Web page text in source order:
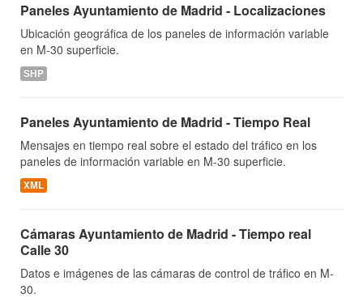
Paneles Ayuntamiento de Madrid - Localizaciones
Ubicación geográfica de los paneles de información variable
en M-30 superficie.
SHP
Paneles Ayuntamiento de Madrid - Tiempo Real
Mensajes en tiempo real sobre el estado del tráfico en los
paneles de información variable en M-30 superficie.
XML
Cámaras Ayuntamiento de Madrid - Tiempo real
Calle 30
Datos e imágenes de las cámaras de control de tráfico en M-
30.